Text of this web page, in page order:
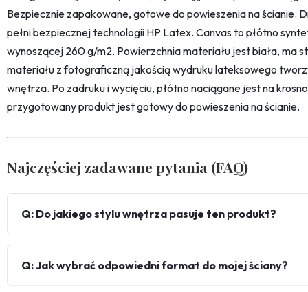
Bezpiecznie zapakowane, gotowe do powieszenia na ścianie.
pełni bezpiecznej technologii HP Latex. Canvas to płótno
wynoszącej 260 g/m2. Powierzchnia materiału jest biała, ma
materiału z fotograficzną jakością wydruku lateksowego
wnętrza. Po zadruku i wycięciu, płótno naciągane jest na
przygotowany produkt jest gotowy do powieszenia na ścianie.
Najczęściej zadawane pytania (FAQ)
Q: Do jakiego stylu wnętrza pasuje ten produkt?
Q: Jak wybrać odpowiedni format do mojej ściany?